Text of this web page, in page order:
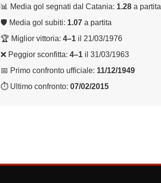
📊 Media gol segnati dal Catania: 1.28 a partita
🛡 Media gol subiti: 1.07 a partita
🏆 Miglior vittoria: 4–1 il 21/03/1976
❌ Peggior sconfitta: 4–1 il 31/03/1963
📅 Primo confronto ufficiale: 11/12/1949
⏱ Ultimo confronto: 07/02/2015